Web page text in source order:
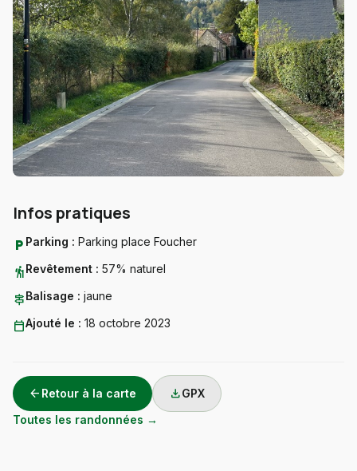
Infos pratiques
local_parking Parking : Parking place Foucher
hikingRevêtement : 57% naturel
signpostBalisage : jaune
calendar_todayAjouté le : 18 octobre 2023
arrow_back Retour à la carte downloadGPX
Toutes les randonnées →